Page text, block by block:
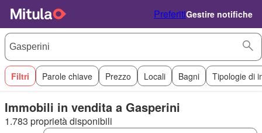
PreferitiGestire notifiche
Filtri Parole chiave Prezzo Locali Bagni Tipologie di
Immobili in vendita a Gasperini
1.783 proprietà disponibili